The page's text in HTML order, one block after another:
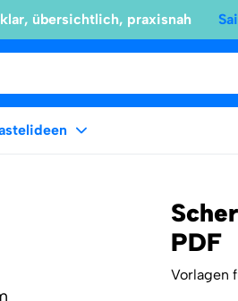
übersichtlich, praxisnah
PDF
Vorlagen